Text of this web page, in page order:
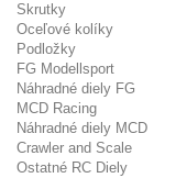
Skrutky
Oceľové kolíky
Podložky
FG Modellsport
Náhradné diely FG
MCD Racing
Náhradné diely MCD
Crawler and Scale
Ostatné RC Diely